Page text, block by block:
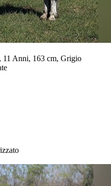
11 Anni, 163 cm, Grigio